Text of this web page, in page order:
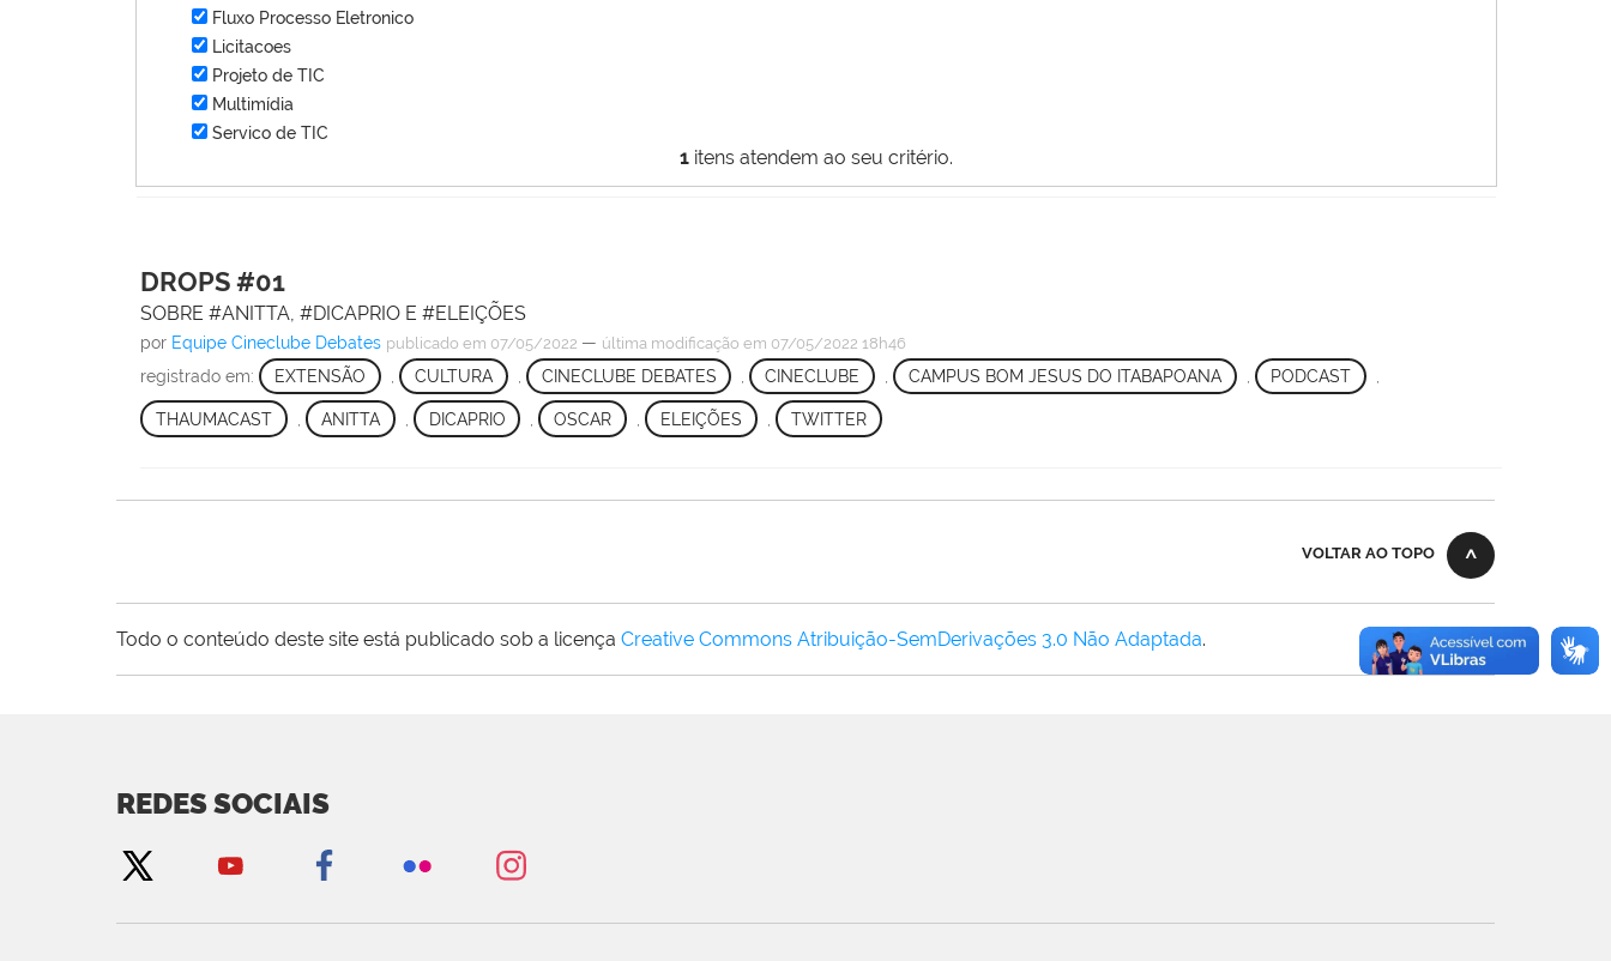
1 itens atendem ao seu critério.
Fluxo Processo Eletronico
Licitacoes
Projeto de TIC
Multimídia
Servico de TIC
DROPS #01
SOBRE #ANITTA, #DICAPRIO E #ELEIÇÕES
por Equipe Cineclube Debates publicado em 07/05/2022 — última modificação em 07/05/2022 18h46
registrado em: EXTENSÃO CULTURA CINECLUBE DEBATES , CINECLUBE , CAMPUS BOM JESUS DO ITABAPOANA PODCAST
THAUMACAST ANITTA DICAPRIO , OSCAR , ELEIÇÕES TWITTER
VOLTAR AO TOPO
Todo o conteúdo deste site está publicado sob a licença Creative Commons Atribuição-SemDerivações 3.0 Não Adaptada.
REDES SOCIAIS